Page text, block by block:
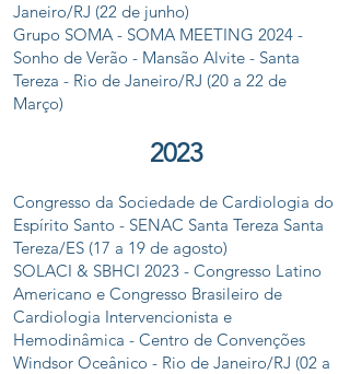
Janeiro/RJ (22 de junho)
Grupo SOMA - SOMA MEETING 2024 -
Sonho de Verão - Mansão Alvite - Santa
Tereza - Rio de Janeiro/RJ (20 a 22 de
Março)
2023
Congresso da Sociedade de Cardiologia do
Espírito Santo - SENAC Santa Tereza Santa
Tereza/ES (17 a 19 de agosto)
SOLACI & SBHCI 2023 - Congresso Latino
Americano e Congresso Brasileiro de
Cardiologia Intervencionista e
Hemodinâmica - Centro de Convenções
Windsor Oceânico - Rio de Janeiro/RJ (02 a